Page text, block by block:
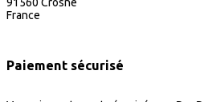
France
Paiement sécurisé